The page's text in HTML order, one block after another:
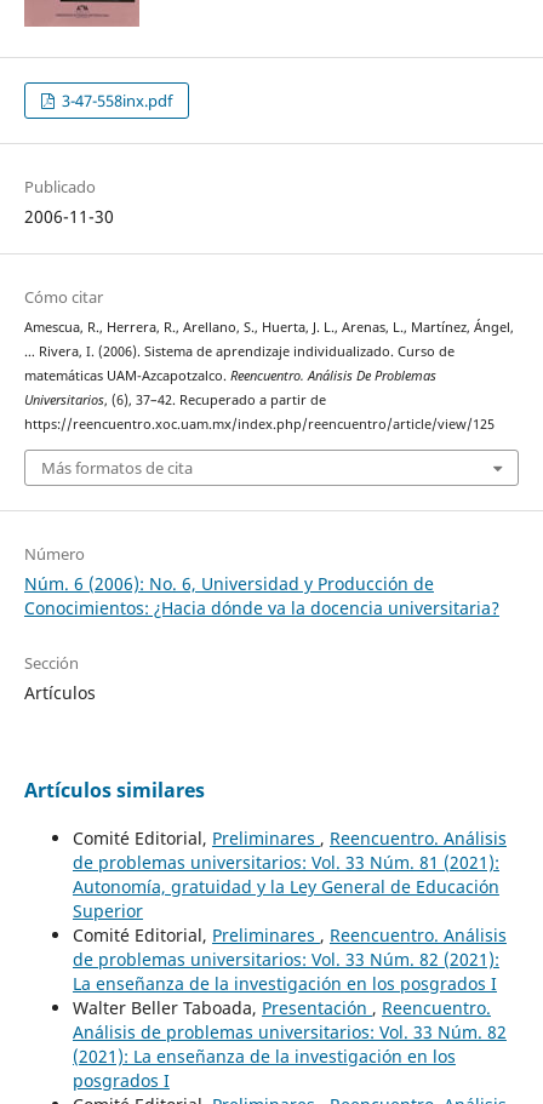
3-47-558inx.pdf
Publicado
2006-11-30
Cómo citar
Amescua, R., Herrera, R., Arellano, S., Huerta, J. L., Arenas, L., Martínez, Ángel,
… Rivera, I. (2006). Sistema de aprendizaje individualizado. Curso de
matemáticas UAM-Azcapotzalco. Reencuentro. Análisis De Problemas
Universitarios, (6), 37–42. Recuperado a partir de
https://reencuentro.xoc.uam.mx/index.php/reencuentro/article/view/125
Más formatos de cita
Número
Núm. 6 (2006): No. 6, Universidad y Producción de
Conocimientos: ¿Hacia dónde va la docencia universitaria?
Sección
Artículos
Artículos similares
Comité Editorial, Preliminares , Reencuentro. Análisis
de problemas universitarios: Vol. 33 Núm. 81 (2021):
Autonomía, gratuidad y la Ley General de Educación
Superior
Comité Editorial, Preliminares , Reencuentro. Análisis
de problemas universitarios: Vol. 33 Núm. 82 (2021):
La enseñanza de la investigación en los posgrados I
Walter Beller Taboada, Presentación , Reencuentro.
Análisis de problemas universitarios: Vol. 33 Núm. 82
(2021): La enseñanza de la investigación en los
posgrados I